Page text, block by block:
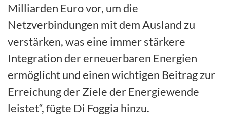
Milliarden Euro vor, um die
Netzverbindungen mit dem Ausland zu
verstärken, was eine immer stärkere
Integration der erneuerbaren Energien
ermöglicht und einen wichtigen Beitrag zur
Erreichung der Ziele der Energiewende
leistet“, fügte Di Foggia hinzu.